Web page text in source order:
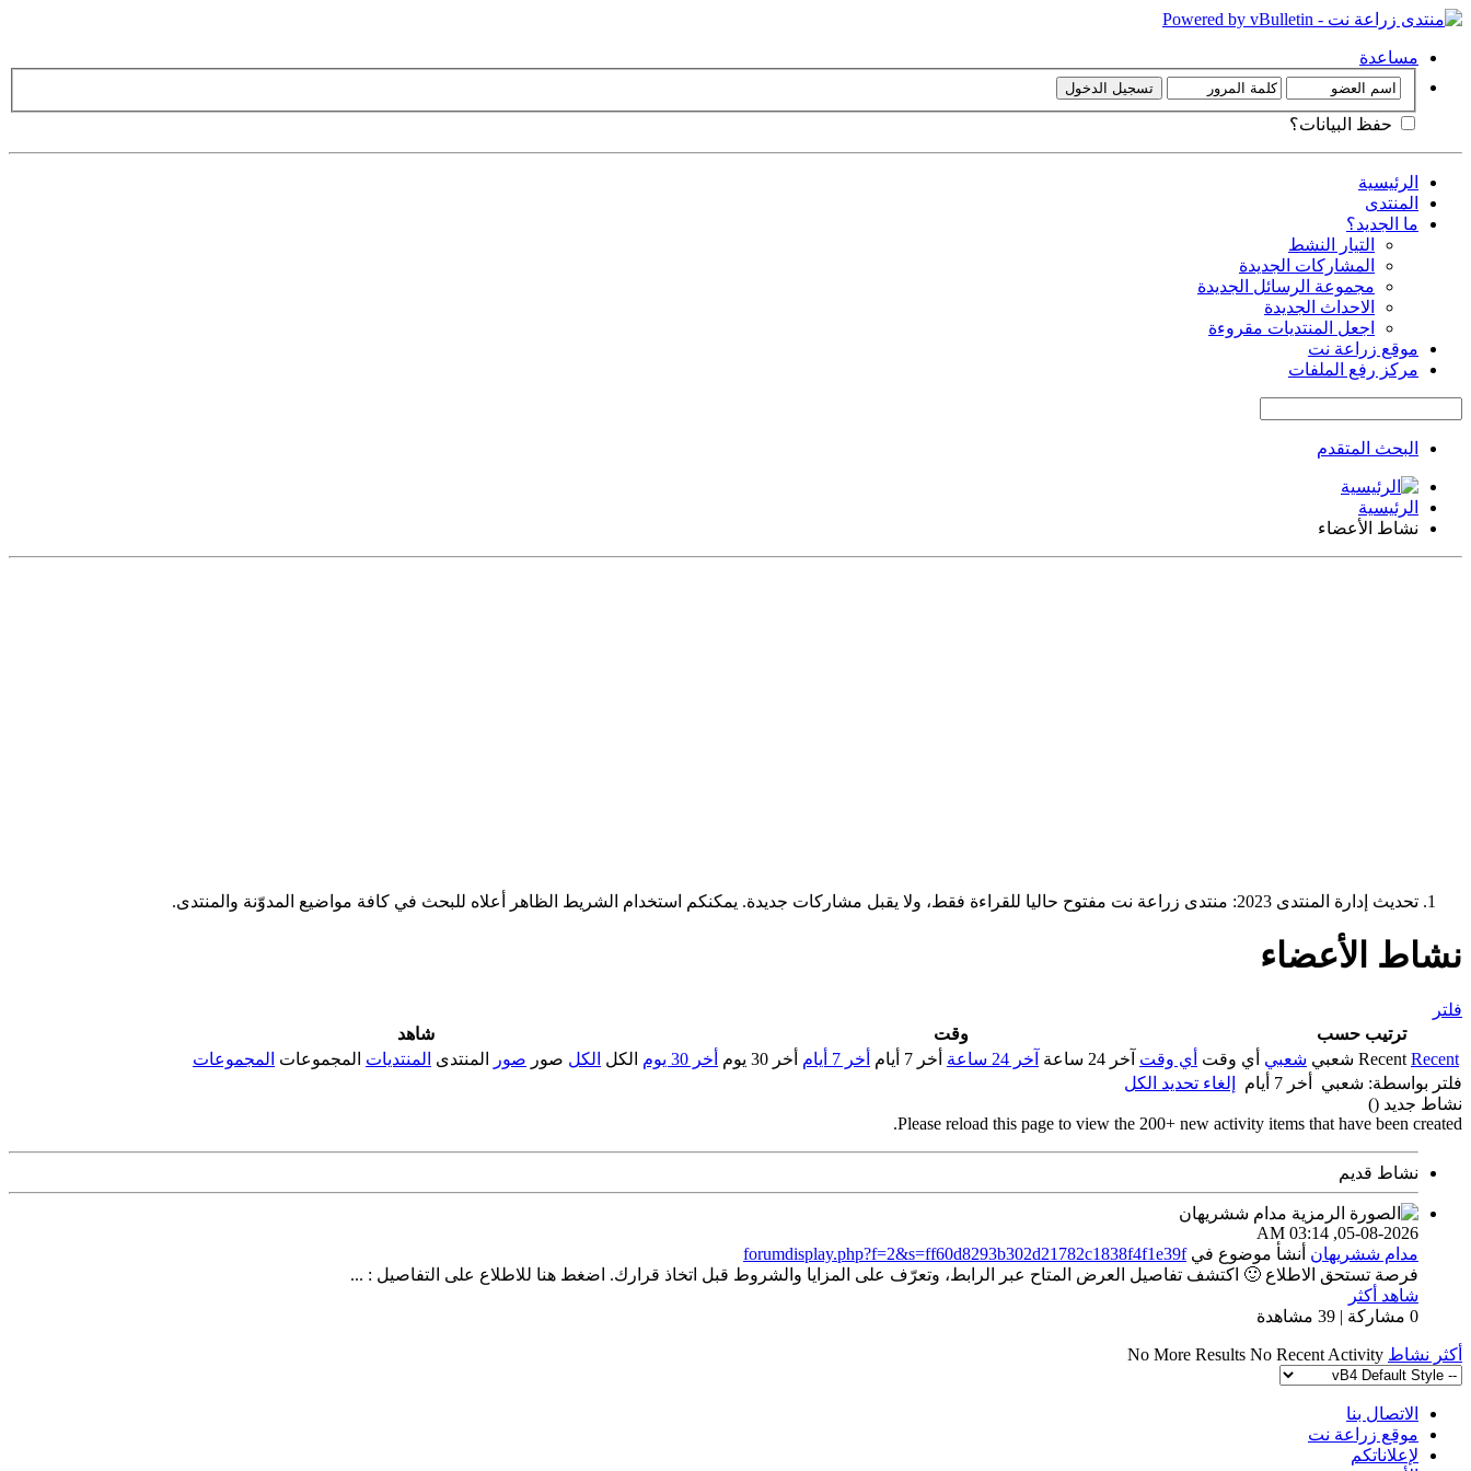
مساعدة
حفظ البيانات؟
الرئيسية
المنتدى
ما الجديد؟
التيار النشط
المشاركات الجديدة
مجموعة الرسائل الجديدة
الاحداث الجديدة
اجعل المنتديات مقروءة
موقع زراعة نت
مركز رفع الملفات
البحث المتقدم
الرئيسية
نشاط الأعضاء
تحديث إدارة المنتدى 2023: منتدى زراعة نت مفتوح حاليا للقراءة فقط، ولا يقبل مشاركات جديدة. يمكنكم استخدام الشريط الظاهر أعلاه للبحث في كافة مواضيع المدوّنة والمنتدى.
نشاط الأعضاء
فلتر
ترتيب حسب
وقت
شاهد
Recent Recent شعبي شعبي أي وقت أي وقت آخر 24 ساعة آخر 24 ساعة أخر 7 أيام أخر 7 أيام أخر 30 يوم أخر 30 يوم الكل الكل صور صور المنتدى المنتديات المجموعات المجموعات
فلتر بواسطة: شعبي أخر 7 أيام
إلغاء تحديد الكل
نشاط جديد ()
Please reload this page to view the 200+ new activity items that have been created.
نشاط قديم
05-08-2026,
03:14 AM
مدام ششريهان أنشأ موضوع فيforumdisplay.php?f=2&s=ff60d8293b302d21782c1838f4f1e39f
فرصة تستحق الاطلاع 🙂 اكتشف تفاصيل العرض المتاح عبر الرابط، وتعرّف على المزايا والشروط قبل اتخاذ قرارك. اضغط هنا للاطلاع على التفاصيل : ...
شاهد أكثر
0 مشاركة | 39 مشاهدة
أكثر نشاط No More Results No Recent Activity
الاتصال بنا
موقع زراعة نت
لإعلاناتكم